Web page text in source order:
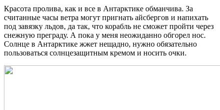
Красота пролива, как и все в Антарктике обманчива. За
считанные часы ветра могут пригнать айсбергов и напихать
под завязку льдов, да так, что корабль не сможет пройти через
снежную преграду. А пока у меня неожиданно обгорел нос.
Солнце в Антарктике жжет нещадно, нужно обязательно
пользоваться солнцезащитным кремом и носить очки.